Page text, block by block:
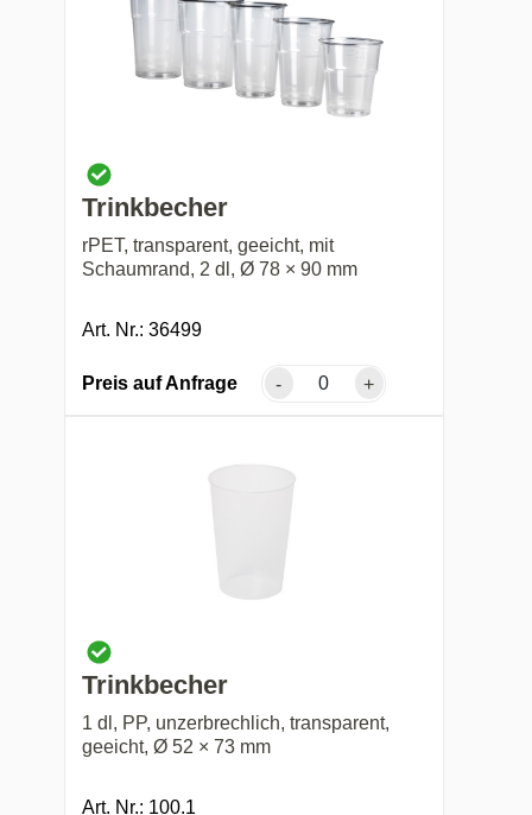
Trinkbecher
rPET, transparent, geeicht, mit
Schaumrand, 2 dl, Ø 78 × 90 mm
Art. Nr.: 36499
Preis auf Anfrage - +
Trinkbecher
1 dl, PP, unzerbrechlich, transparent,
geeicht, Ø 52 × 73 mm
Art. Nr.: 100.1